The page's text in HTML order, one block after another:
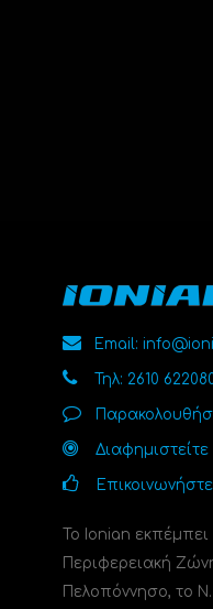
Email:
Τηλ: 2610
Το Ionian
Περιφερειακή
Πελοπόννησο, το N.